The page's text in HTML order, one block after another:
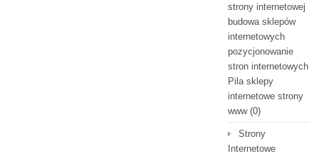
strony internetowej
budowa sklepów
internetowych
pozycjonowanie
stron internetowych
Pila sklepy
internetowe strony
www(0)
Strony
Internetowe